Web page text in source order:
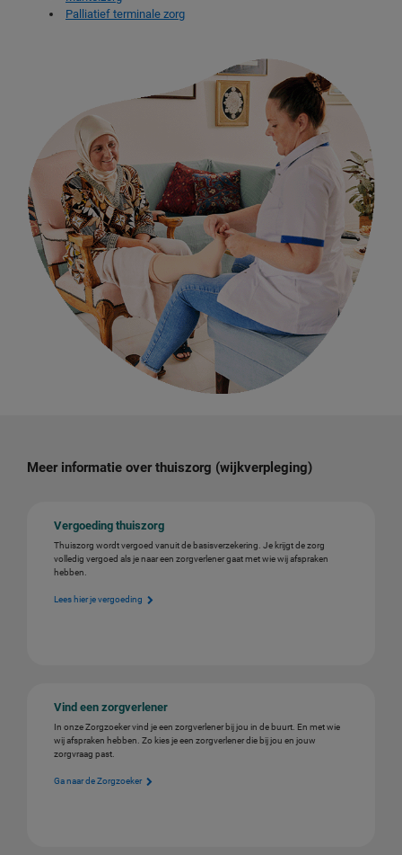
Palliatief terminale zorg
Meer informatie over thuiszorg (wijkverpleging)
Vergoeding thuiszorg
Thuiszorg wordt vergoed vanuit de basisverzekering. Je krijgt de zorg
volledig vergoed als je naar een zorgverlener gaat met wie wij afspraken
hebben.
Lees hier je vergoeding
Vind een zorgverlener
In onze Zorgzoeker vind je een zorgverlener bij jou in de buurt. En met wie
wij afspraken hebben. Zo kies je een zorgverlener die bij jou en jouw
zorgvraag past.
Ga naar de Zorgzoeker